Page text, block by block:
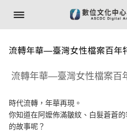
流轉年華—臺灣女性檔案百年
流轉年華—臺灣女性檔案百
時代流轉，年華再現。
你知道在阿嬤佈滿皺紋、白髮蒼蒼
的故事呢？